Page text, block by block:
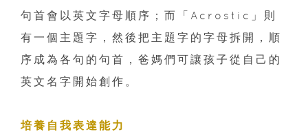
句首會以英文字母順序；而「Acrostic」則
有一個主題字，然後把主題字的字母拆開，順
序成為各句的句首，爸媽們可讓孩子從自己的
英文名字開始創作。
培養自我表達能力